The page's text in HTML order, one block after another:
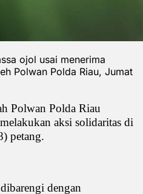
ojol usai menerima
Polwan Polda Riau, Jumat
Polwan Polda Riau
aksi solidaritas di
petang.
dengan